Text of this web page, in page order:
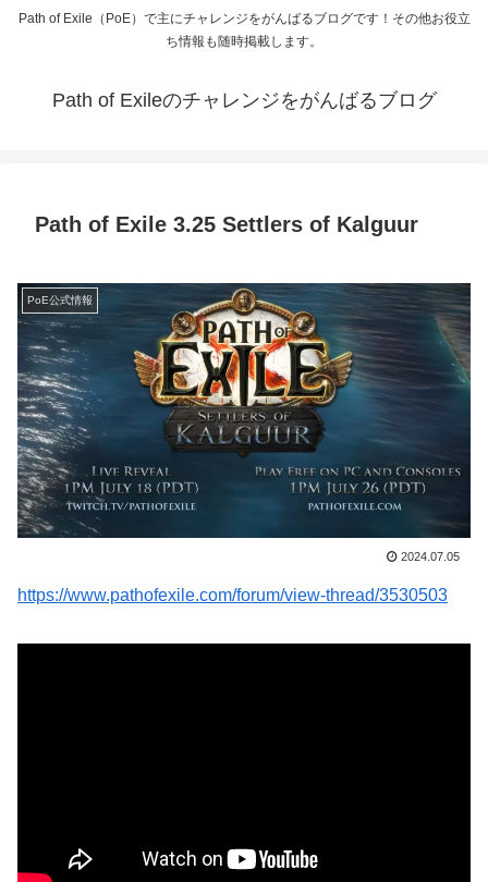
Path of Exile（PoE）で主にチャレンジをがんばるブログです！その他お役立
ち情報も随時掲載します。
Path of Exileのチャレンジをがんばるブログ
Path of Exile 3.25 Settlers of Kalguur
PoE公式情報
2024.07.05
https://www.pathofexile.com/forum/view-thread/3530503